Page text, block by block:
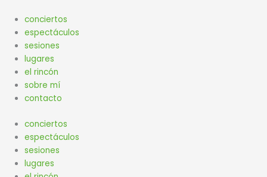
contenido
conciertos
espectáculos
sesiones
lugares
el rincón
sobre mí
contacto
conciertos
espectáculos
sesiones
lugares